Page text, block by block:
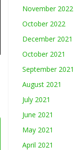
November 2022
October 2022
December 2021
October 2021
September 2021
August 2021
July 2021
June 2021
May 2021
April 2021